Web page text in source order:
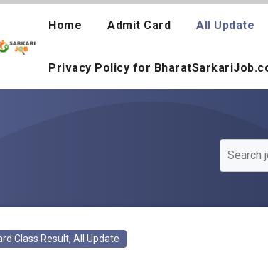
Home Admit Card All Update
Privacy Policy for
Class Result,All Update